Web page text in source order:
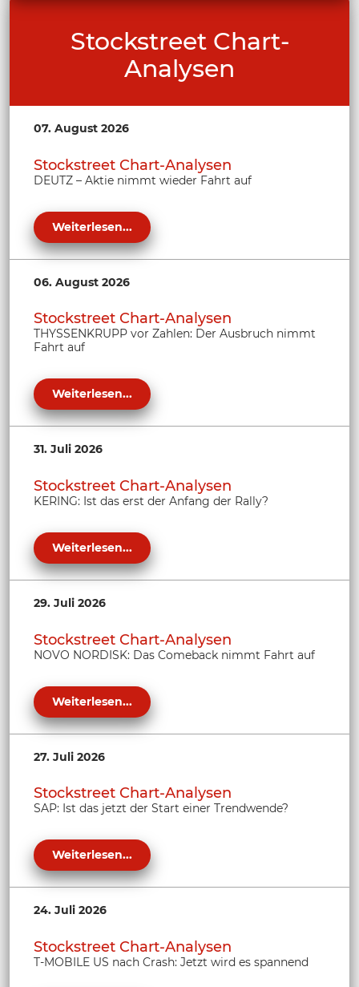
Stockstreet Chart-
Analysen
07. August 2026
Stockstreet Chart-Analysen
DEUTZ – Aktie nimmt wieder Fahrt auf
Weiterlesen...
06. August 2026
Stockstreet Chart-Analysen
THYSSENKRUPP vor Zahlen: Der Ausbruch nimmt
Fahrt auf
Weiterlesen...
31. Juli 2026
Stockstreet Chart-Analysen
KERING: Ist das erst der Anfang der Rally?
Weiterlesen...
29. Juli 2026
Stockstreet Chart-Analysen
NOVO NORDISK: Das Comeback nimmt Fahrt auf
Weiterlesen...
27. Juli 2026
Stockstreet Chart-Analysen
SAP: Ist das jetzt der Start einer Trendwende?
Weiterlesen...
24. Juli 2026
Stockstreet Chart-Analysen
T-MOBILE US nach Crash: Jetzt wird es spannend